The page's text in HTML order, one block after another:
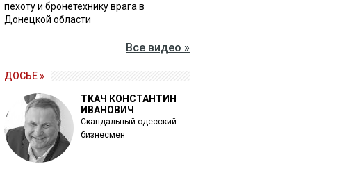
пехоту и бронетехнику врага в
Донецкой области
Все видео »
ДОСЬЕ »
ТКАЧ КОНСТАНТИН
ИВАНОВИЧ
Скандальный одесский
бизнесмен